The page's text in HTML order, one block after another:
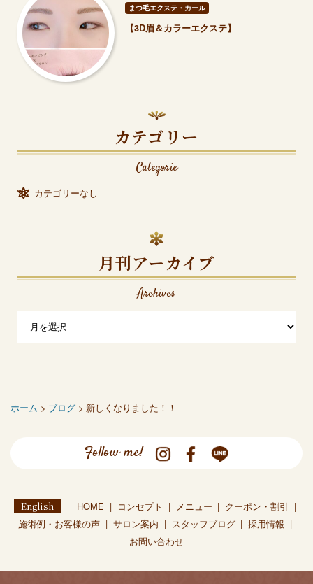
まつ毛エクステ・カール
【3D眉＆カラーエクステ】
カテゴリー
Categorie
カテゴリーなし
月刊アーカイブ
Archives
ホーム > ブログ > 新しくなりました！！
Follow me!
English HOME コンセプト メニュー
クーポン・割引
施術例・お客様の声
サロン案内 スタッフブログ
採用情報
お問い合わせ